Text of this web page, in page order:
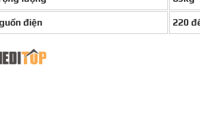
điện 220